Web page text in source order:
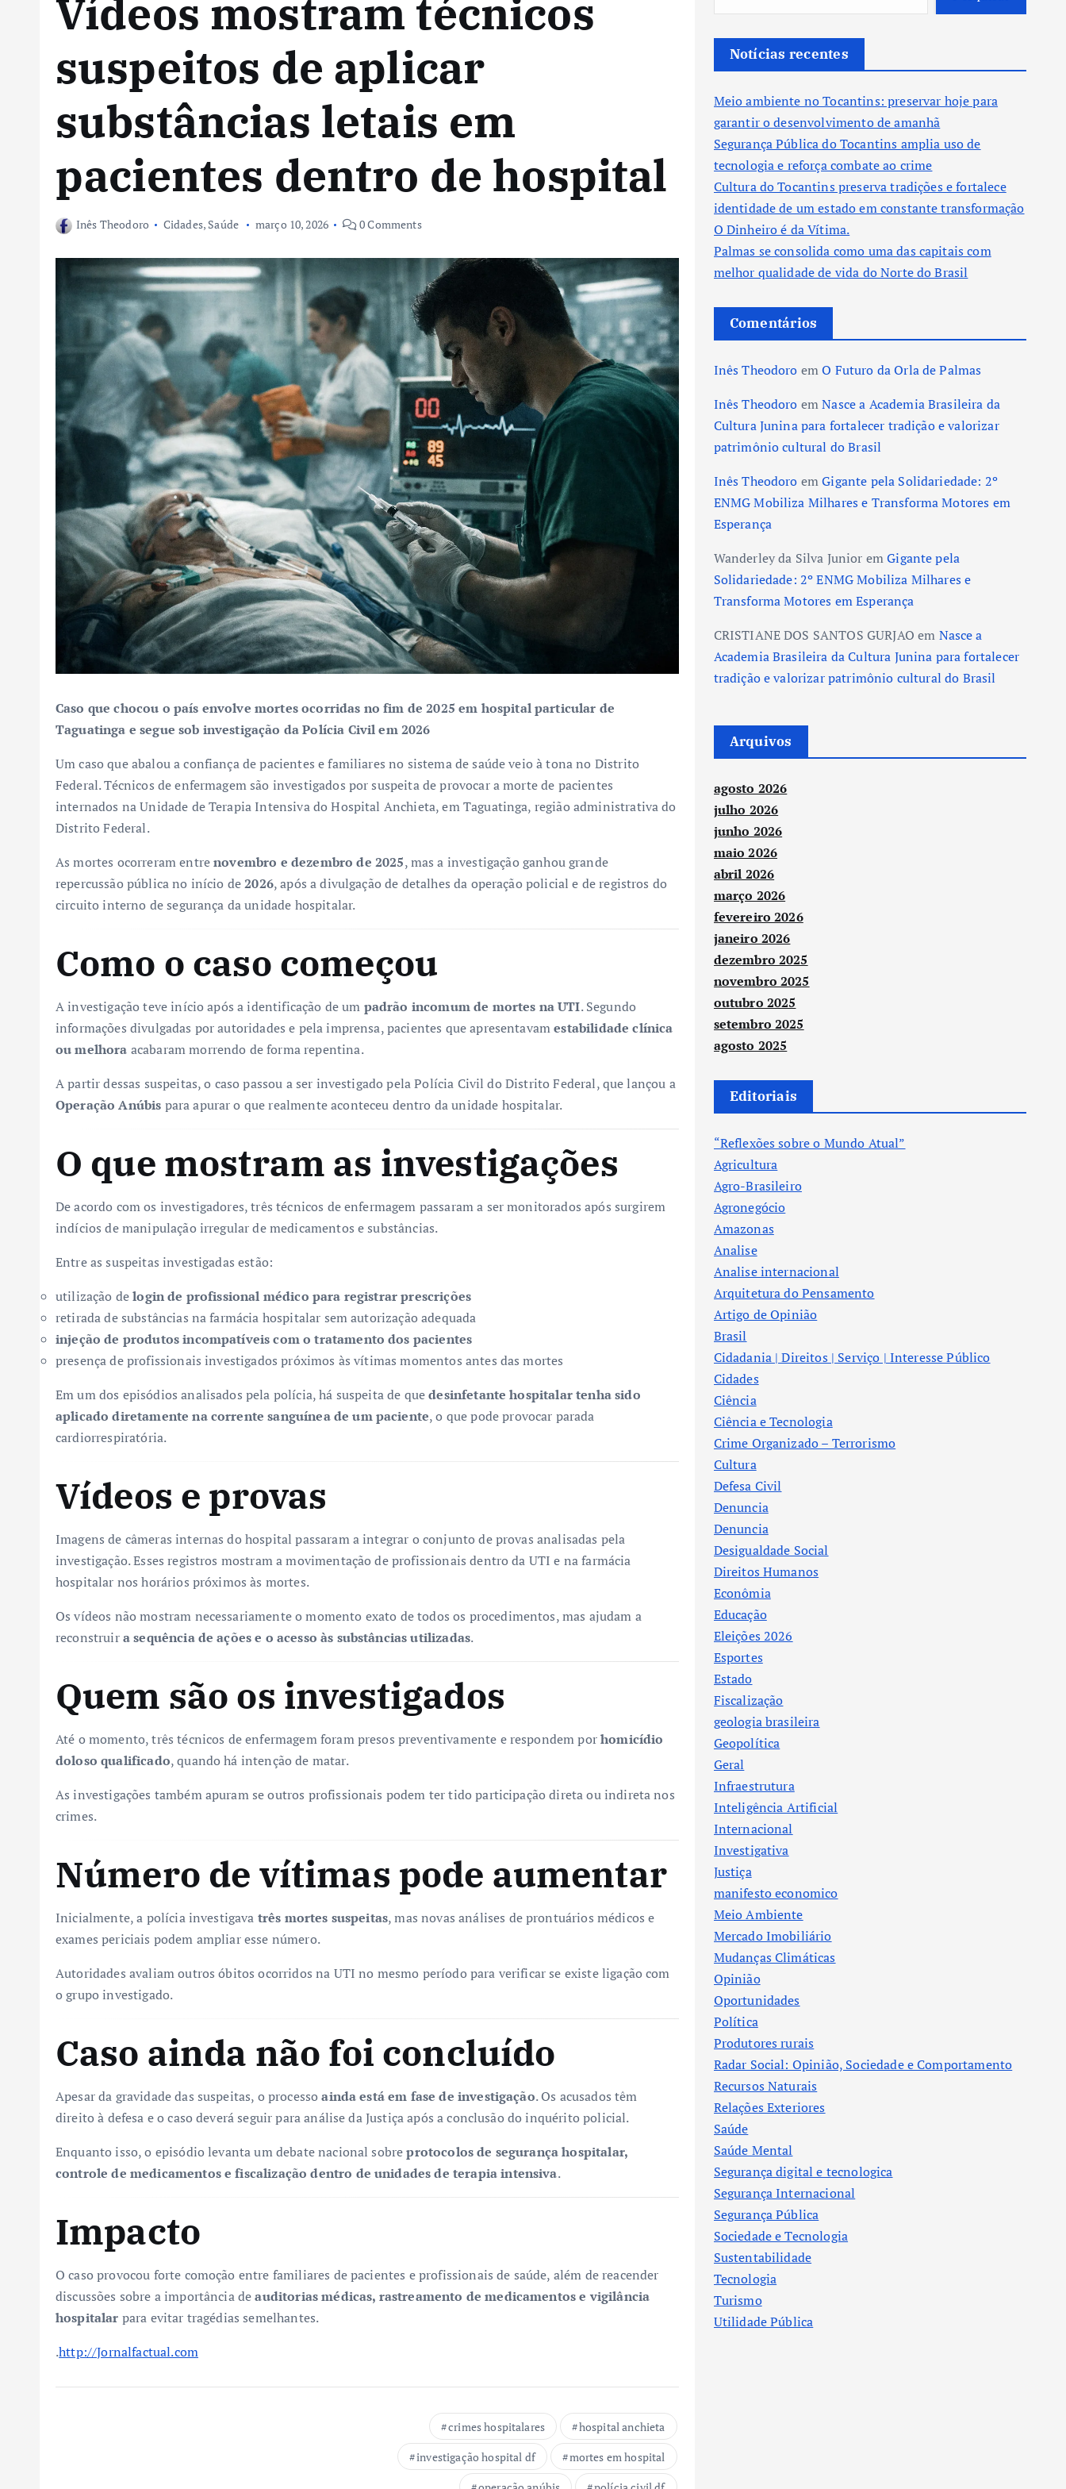
Vídeos mostram técnicos
suspeitos de aplicar
substâncias letais em
pacientes dentro de hospital
Inês Theodoro Cidades, Saúde março 10, 2026 0 Comments
Caso que chocou o país envolve mortes ocorridas no fim de 2025 em hospital particular de
Taguatinga e segue sob investigação da Polícia Civil em 2026
Um caso que abalou a confiança de pacientes e familiares no sistema de saúde veio à tona no Distrito
Federal. Técnicos de enfermagem são investigados por suspeita de provocar a morte de pacientes
internados na Unidade de Terapia Intensiva do Hospital Anchieta, em Taguatinga, região administrativa do
Distrito Federal.
As mortes ocorreram entrenovembro e dezembro de 2025, mas a investigação ganhou grande
repercussão pública no início de2026, após a divulgação de detalhes da operação policial e de registros do
circuito interno de segurança da unidade hospitalar.
Como o caso começou
A investigação teve início após a identificação de um padrão incomum de mortes na UTI. Segundo
informações divulgadas por autoridades e pela imprensa, pacientes que apresentavamestabilidade clínica
ou melhora acabaram morrendo de forma repentina.
A partir dessas suspeitas, o caso passou a ser investigado pela Polícia Civil do Distrito Federal, que lançou a
Operação Anúbis para apurar o que realmente aconteceu dentro da unidade hospitalar.
O que mostram as investigações
De acordo com os investigadores, três técnicos de enfermagem passaram a ser monitorados após surgirem
indícios de manipulação irregular de medicamentos e substâncias.
Entre as suspeitas investigadas estão:
utilização delogin de profissional médico para registrar prescrições
retirada de substâncias na farmácia hospitalar sem autorização adequada
injeção de produtos incompatíveis com o tratamento dos pacientes
presença de profissionais investigados próximos às vítimas momentos antes das mortes
Em um dos episódios analisados pela polícia, há suspeita de quedesinfetante hospitalar tenha sido
aplicado diretamente na corrente sanguínea de um paciente, o que pode provocar parada
cardiorrespiratória.
Vídeos e provas
Imagens de câmeras internas do hospital passaram a integrar o conjunto de provas analisadas pela
investigação. Esses registros mostram a movimentação de profissionais dentro da UTI e na farmácia
hospitalar nos horários próximos às mortes.
Os vídeos não mostram necessariamente o momento exato de todos os procedimentos, mas ajudam a
reconstruira sequência de ações e o acesso às substâncias utilizadas.
Quem são os investigados
Até o momento, três técnicos de enfermagem foram presos preventivamente e respondem porhomicídio
doloso qualificado, quando há intenção de matar.
As investigações também apuram se outros profissionais podem ter tido participação direta ou indireta nos
crimes.
Número de vítimas pode aumentar
Inicialmente, a polícia investigava três mortes suspeitas, mas novas análises de prontuários médicos e
exames periciais podem ampliar esse número.
Autoridades avaliam outros óbitos ocorridos na UTI no mesmo período para verificar se existe ligação com
o grupo investigado.
Caso ainda não foi concluído
Apesar da gravidade das suspeitas, o processoainda está em fase de investigação. Os acusados têm
direito à defesa e o caso deverá seguir para análise da Justiça após a conclusão do inquérito policial.
Enquanto isso, o episódio levanta um debate nacional sobreprotocolos de segurança hospitalar,
controle de medicamentos e fiscalização dentro de unidades de terapia intensiva.
Impacto
O caso provocou forte comoção entre familiares de pacientes e profissionais de saúde, além de reacender
discussões sobre a importância deauditorias médicas, rastreamento de medicamentos e vigilância
hospitalar para evitar tragédias semelhantes.
.http://Jornalfactual.com
crimes hospitalares
hospital anchieta
investigação hospital df
mortes em hospital
Notícias recentes
Meio ambiente no Tocantins: preservar hoje para
garantir o desenvolvimento de amanhã
Segurança Pública do Tocantins amplia uso de
tecnologia e reforça combate ao crime
Cultura do Tocantins preserva tradições e fortalece
identidade de um estado em constante transformação
O Dinheiro é da Vítima.
Palmas se consolida como uma das capitais com
melhor qualidade de vida do Norte do Brasil
Comentários
Inês Theodoro emO Futuro da Orla de Palmas
Inês Theodoro emNasce a Academia Brasileira da
Cultura Junina para fortalecer tradição e valorizar
patrimônio cultural do Brasil
Inês Theodoro emGigante pela Solidariedade: 2º
ENMG Mobiliza Milhares e Transforma Motores em
Esperança
Wanderley da Silva Junior emGigante pela
Solidariedade: 2º ENMG Mobiliza Milhares e
Transforma Motores em Esperança
CRISTIANE DOS SANTOS GURJAO em Nasce a
Academia Brasileira da Cultura Junina para fortalecer
tradição e valorizar patrimônio cultural do Brasil
Arquivos
agosto 2026
julho 2026
junho 2026
maio 2026
abril 2026
março 2026
fevereiro 2026
janeiro 2026
dezembro 2025
novembro 2025
outubro 2025
setembro 2025
agosto 2025
Editoriais
“Reflexões sobre o Mundo Atual”
Agricultura
Agro-Brasileiro
Agronegócio
Amazonas
Analise
Analise internacional
Arquitetura do Pensamento
Artigo de Opinião
Brasil
Cidadania | Direitos | Serviço | Interesse Público
Cidades
Ciência
Ciência e Tecnologia
Crime Organizado – Terrorismo
Cultura
Defesa Civil
Denuncia
Denuncia
Desigualdade Social
Direitos Humanos
Econômia
Educação
Eleições 2026
Esportes
Estado
Fiscalização
geologia brasileira
Geopolítica
Geral
Infraestrutura
Inteligência Artificial
Internacional
Investigativa
Justiça
manifesto economico
Meio Ambiente
Mercado Imobiliário
Mudanças Climáticas
Opinião
Oportunidades
Política
Produtores rurais
Radar Social: Opinião, Sociedade e Comportamento
Recursos Naturais
Relações Exteriores
Saúde
Saúde Mental
Segurança digital e tecnologica
Segurança Internacional
Segurança Pública
Sociedade e Tecnologia
Sustentabilidade
Tecnologia
Turismo
Utilidade Pública